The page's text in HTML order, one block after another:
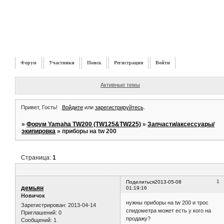
Форум Участники Поиск Регистрация Войти
Активные темы
Привет, Гость! Войдитеили зарегистрируйтесь.
»Форум Yamaha TW200 (TW125&TW225) »Запчасти/аксессуары/
экипировка »приборы на tw 200
Страница:1
Поделиться 1
2013-05-08
01:19:16
демьян
Новичок
Зарегистрирован: 2013-04-14
Приглашений: 0
Сообщений: 1
нужны приборы на tw 200 и трос
спидометра может есть у кого на
продажу?